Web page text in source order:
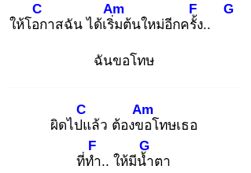
ให้โอก
C
าสฉัน ได้เริ่ม
Am
ต้นใหม่อีกครั้ง
F
..
G
ฉันขอโทษ
ผิดไปแ
C
ล้ว ต้องขอ
Am
โทษเธอ
ที่ทำ
F
.. ให้มีน้ำ
G
ตา